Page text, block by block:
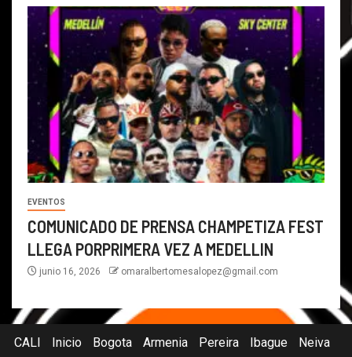
EVENTOS
COMUNICADO DE PRENSA CHAMPETIZA FEST
LLEGA PORPRIMERA VEZ A MEDELLIN
junio 16, 2026 omaralbertomesalopez@gmail.com
CALI Inicio Bogota Armenia Pereira Ibague
Neiva